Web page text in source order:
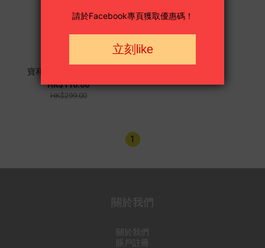
寶和堂 祛濕丸5g*10包
HK$110.00
HK$299.00
1
關於我們
關於我們
賬戶註冊